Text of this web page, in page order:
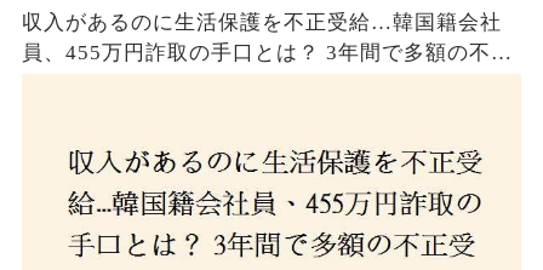
収入があるのに生活保護を不正受給…韓国籍会社
員、455万円詐取の手口とは？ 3年間で多額の不正